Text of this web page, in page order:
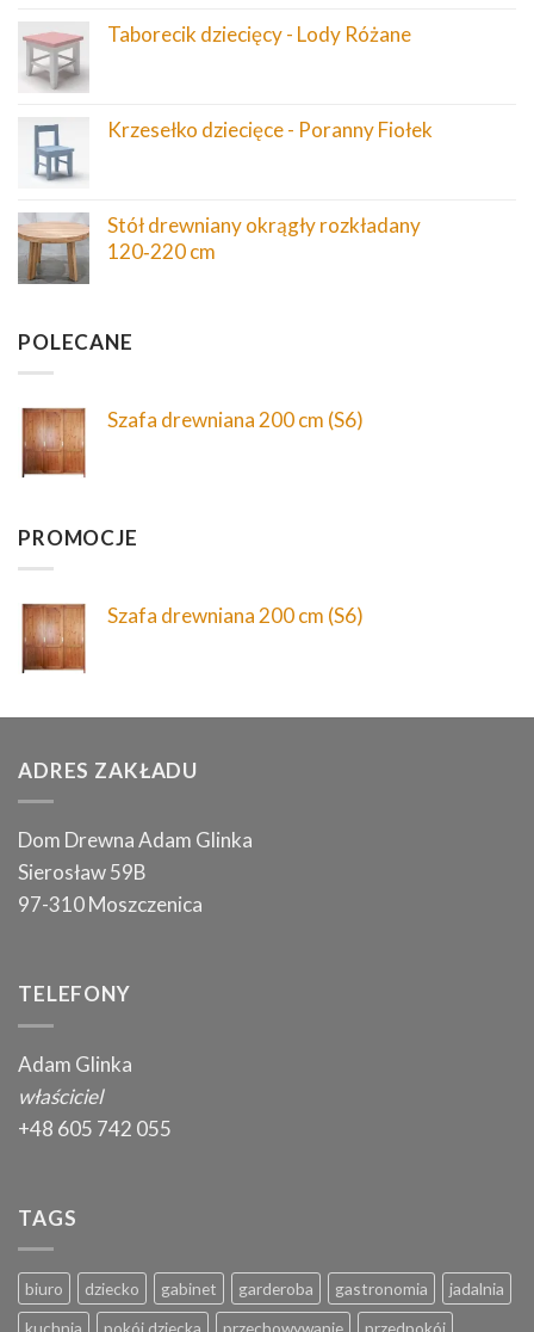
Taborecik dziecięcy - Lody Różane
Krzesełko dziecięce - Poranny Fiołek
Stół drewniany okrągły rozkładany
120‑220 cm
POLECANE
Szafa drewniana 200 cm (S6)
PROMOCJE
Szafa drewniana 200 cm (S6)
ADRES ZAKŁADU
Dom Drewna Adam Glinka
Sierosław 59B
97-310 Moszczenica
TELEFONY
Adam Glinka
właściciel
+48 605 742 055
TAGS
biuro dziecko gabinet garderoba gastronomia
jadalnia
kuchnia
pokój dziecka przechowywanie przedpokój